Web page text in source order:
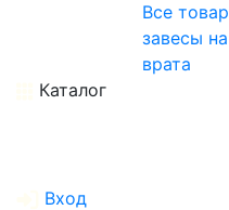
Все
завесы
врата
Каталог
Вход